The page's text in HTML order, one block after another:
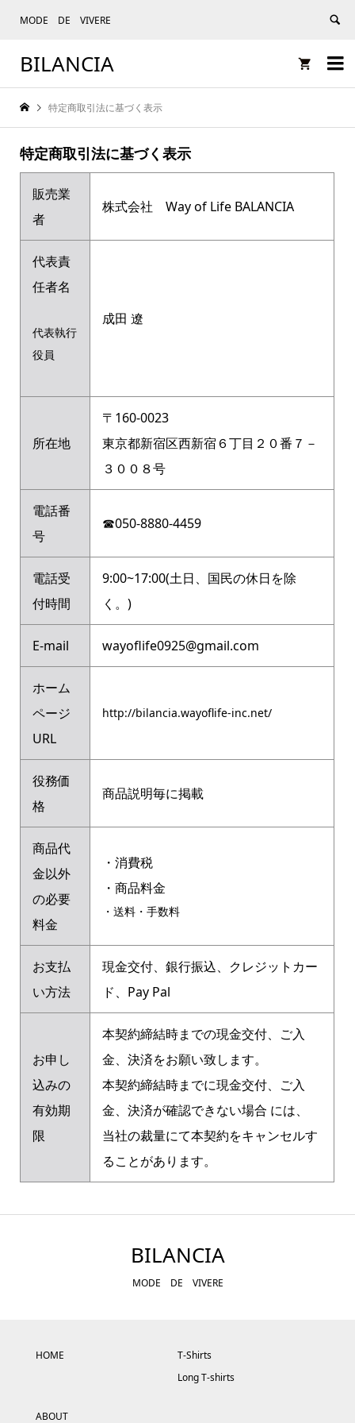
MODE DE VIVERE

BILANCIA 
特定商取引法に基づく表示
特定商取引法に基づく表示
販売業
者
株式会社 Way of Life BALANCIA
代表責
任者名
代表執行
役員
成田 遼
所在地
〒160-0023
東京都新宿区西新宿６丁目２０番７－
３００８号
電話番
号
☎︎050-8880-4459
電話受
付時間
9:00~17:00(土日、国民の休日を除
く。)
E-mail wayoflife0925@gmail.com
ホーム
ページ
URL
http://bilancia.wayoflife-inc.net/
役務価
格
商品説明毎に掲載
商品代
金以外
の必要
料金
・消費税
・商品料金
・送料・手数料
お支払
い方法
現金交付、銀行振込、クレジットカー
ド、Pay Pal
お申し
込みの
有効期
限
本契約締結時までの現金交付、ご入
金、決済をお願い致します。
本契約締結時までに現金交付、ご入
金、決済が確認できない場合 には、
当社の裁量にて本契約をキャンセルす
ることがあります。
BILANCIA
MODE DE VIVERE
HOME
T-Shirts
Long T-shirts
ABOUT